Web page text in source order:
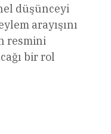
düşünceyi
arayışını
resmini
bir rol